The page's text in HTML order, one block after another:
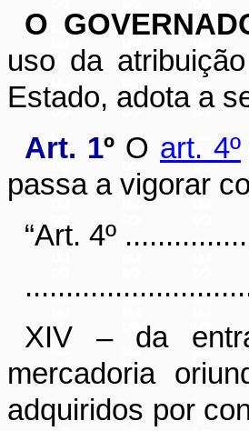
O
uso da
Estado, adota a
Art. 1º O art. 4º
passa a vigorar
“Art. 4º
XIV – da
mercadoria
adquiridos por